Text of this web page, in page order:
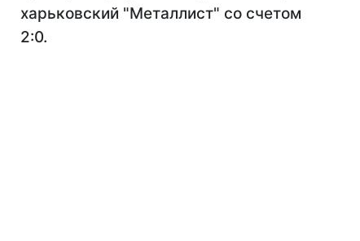
харьковский "Металлист" со счетом
2:0.